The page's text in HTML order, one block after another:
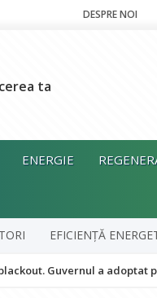
DESPRE NOI
ta
ENERGIE
EFICIENȚĂ
a adoptat planul